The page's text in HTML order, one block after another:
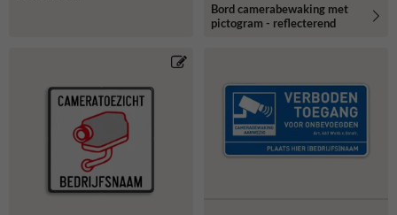
Bord camerabewaking met
pictogram - reflecterend